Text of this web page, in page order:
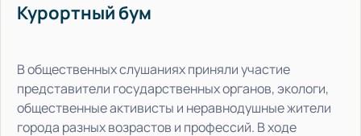
Курортный бум
В общественных слушаниях приняли участие
представители государственных органов, экологи,
общественные активисты и неравнодушные жители
города разных возрастов и профессий. В ходе